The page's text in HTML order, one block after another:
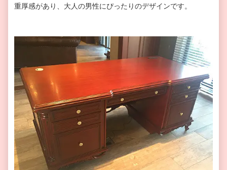
重厚感があり、大人の男性にぴったりのデザインです。